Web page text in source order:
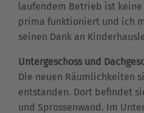
laufendem Betrieb ist keine
prima funktioniert und ich
seinen Dank an
Untergeschoss und
Die neuen Räumlichkeiten
entstanden. Dort befindet
und Sprossenwand. Im